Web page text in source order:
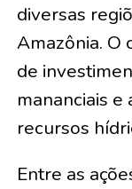
diversas
Amazônia. O
de
mananciais
recursos
Entre as